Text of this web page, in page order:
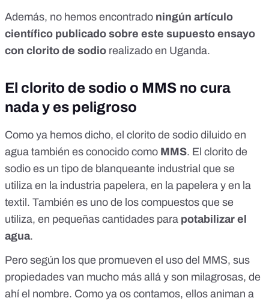
Además, no hemos encontrado ningún artículo
científico publicado sobre este supuesto ensayo
con clorito de sodio realizado en Uganda.
El clorito de sodio o MMS no cura
nada y es peligroso
Como ya hemos dicho, el clorito de sodio diluido en
agua también es conocido como MMS. El clorito de
sodio es un tipo de blanqueante industrial que se
utiliza en la industria papelera, en la papelera y en la
textil. También es uno de los compuestos que se
utiliza, en pequeñas cantidades para potabilizar el
agua.
Pero según los que promueven el uso del MMS, sus
propiedades van mucho más allá y son milagrosas, de
ahí el nombre. Como ya os contamos, ellos animan a